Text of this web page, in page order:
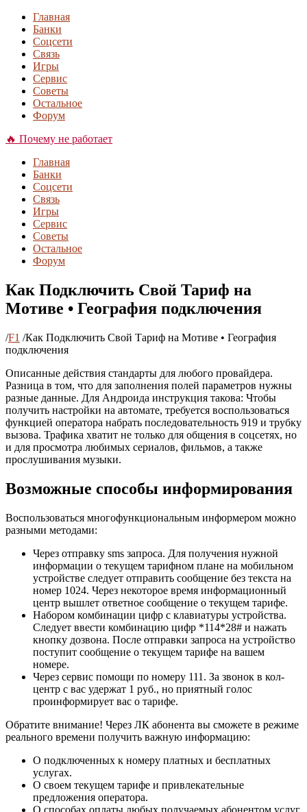
Главная
Банки
Соцсети
Связь
Игры
Сервис
Советы
Остальное
Форум
🔥 Почему не работает
Главная
Банки
Соцсети
Связь
Игры
Сервис
Советы
Остальное
Форум
Как Подключить Свой Тариф на
Мотиве • География подключения
/F1 /Как Подключить Свой Тариф на Мотиве • География
подключения
Описанные действия стандарты для любого провайдера.
Разница в том, что для заполнения полей параметров нужны
разные данные. Для Андроида инструкция такова: Чтобы
получить настройки на автомате, требуется воспользоваться
функцией оператора набрать последовательность 919 и трубку
вызова. Трафика хватит не только для общения в соцсетях, но
и для просмотра любимых сериалов, фильмов, а также
прослушивания музыки.
Возможные способы информирования
Воспользоваться многофункциональным информером можно
разными методами:
Через отправку sms запроса. Для получения нужной
информации о текущем тарифном плане на мобильном
устройстве следует отправить сообщение без текста на
номер 1024. Через некоторое время информационный
центр вышлет ответное сообщение о текущем тарифе.
Набором комбинации цифр с клавиатуры устройства.
Следует ввести комбинацию цифр *114*28# и нажать
кнопку дозвона. После отправки запроса на устройство
поступит сообщение о текущем тарифе на вашем
номере.
Через сервис помощи по номеру 111. За звонок в кол-
центр с вас удержат 1 руб., но приятный голос
проинформирует вас о тарифе.
Обратите внимание! Через ЛК абонента вы сможете в режиме
реального времени получить важную информацию:
О подключенных к номеру платных и бесплатных
услугах.
О своем текущем тарифе и привлекательные
предложения оператора.
О способах оплаты любых получаемых абонентом услуг.